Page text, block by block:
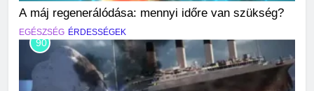
A máj regenerálódása: mennyi időre van szükség?
EGÉSZSÉG ÉRDESSÉGEK
90